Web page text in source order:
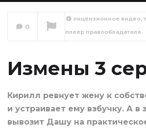
0
лицензионное видео,
плеер правообладателя
Измены 3
Кирилл ревнует жену к
и устраивает ему взбучку. А в
вывозит Дашу на